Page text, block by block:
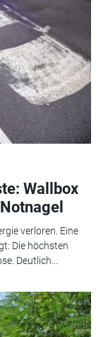
Wallbox
verloren. Eine
Die höchsten
Deutlich...